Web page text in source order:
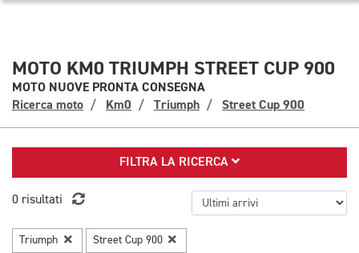
MOTO KM0 TRIUMPH STREET CUP 900
MOTO NUOVE PRONTA CONSEGNA
Ricerca moto
Km0 Triumph Street Cup 900
FILTRA LA RICERCA
0 risultati
Triumph Street Cup 900